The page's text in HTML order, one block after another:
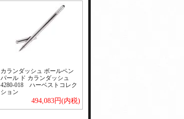
カランダッシュ ボールペン
パール ド カランダッシュ
4280-018 ハーベストコレク
ション
494,083円(内税)